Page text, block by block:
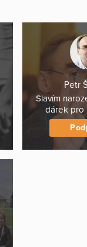
Petr
Slavím
dárek pro